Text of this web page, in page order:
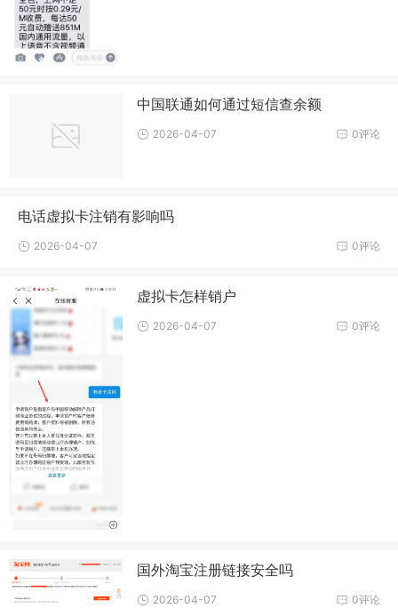
中国联通如何通过短信查余额
0评论
2026-04-07
电话虚拟卡注销有影响吗
0评论
2026-04-07
虚拟卡怎样销户
0评论
2026-04-07
国外淘宝注册链接安全吗
0评论
2026-04-07